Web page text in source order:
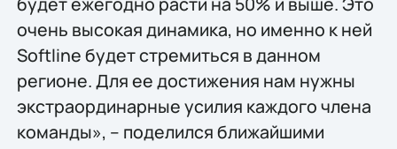
очень высокая динамика, но именно к ней
Softline будет стремиться в данном
регионе. Для ее достижения нам нужны
экстраординарные усилия каждого члена
команды», – поделился ближайшими